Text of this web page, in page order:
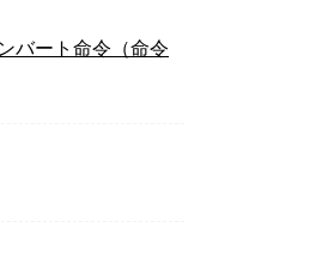
バート命令（命令